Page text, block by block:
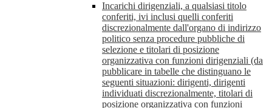
Incarichi dirigenziali, a qualsiasi titolo
conferiti, ivi inclusi quelli conferiti
discrezionalmente dall'organo di indirizzo
politico senza procedure pubbliche di
selezione e titolari di posizione
organizzativa con funzioni dirigenziali (da
pubblicare in tabelle che distinguano le
seguenti situazioni: dirigenti, dirigenti
individuati discrezionalmente, titolari di
posizione organizzativa con funzioni